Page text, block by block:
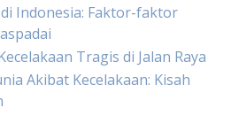
Indonesia: Faktor-faktor
Tragis di Jalan Raya
Akibat Kecelakaan: Kisah